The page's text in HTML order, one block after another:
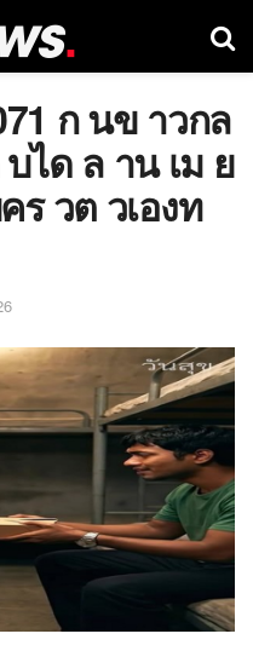
ก นข าวกล
ได ล าน เม ย
วต วเองท